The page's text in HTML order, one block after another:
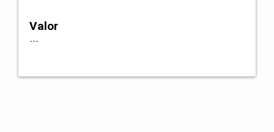
Valor
---